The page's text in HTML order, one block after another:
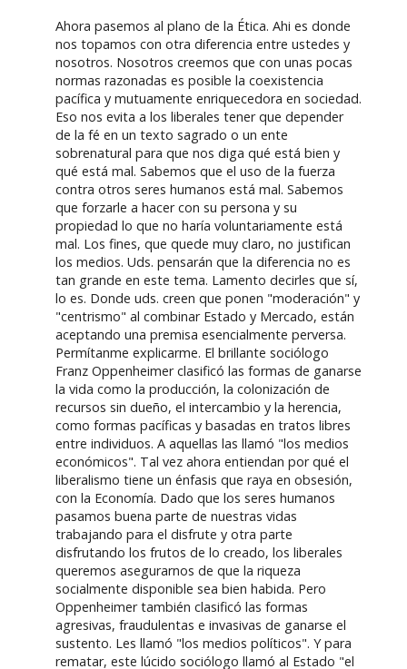
Ahora pasemos al plano de la Ética. Ahi es donde
nos topamos con otra diferencia entre ustedes y
nosotros. Nosotros creemos que con unas pocas
normas razonadas es posible la coexistencia
pacífica y mutuamente enriquecedora en sociedad.
Eso nos evita a los liberales tener que depender
de la fé en un texto sagrado o un ente
sobrenatural para que nos diga qué está bien y
qué está mal. Sabemos que el uso de la fuerza
contra otros seres humanos está mal. Sabemos
que forzarle a hacer con su persona y su
propiedad lo que no haría voluntariamente está
mal. Los fines, que quede muy claro, no justifican
los medios. Uds. pensarán que la diferencia no es
tan grande en este tema. Lamento decirles que sí,
lo es. Donde uds. creen que ponen "moderación" y
"centrismo" al combinar Estado y Mercado, están
aceptando una premisa esencialmente perversa.
Permítanme explicarme. El brillante sociólogo
Franz Oppenheimer clasificó las formas de ganarse
la vida como la producción, la colonización de
recursos sin dueño, el intercambio y la herencia,
como formas pacíficas y basadas en tratos libres
entre individuos. A aquellas las llamó "los medios
económicos". Tal vez ahora entiendan por qué el
liberalismo tiene un énfasis que raya en obsesión,
con la Economía. Dado que los seres humanos
pasamos buena parte de nuestras vidas
trabajando para el disfrute y otra parte
disfrutando los frutos de lo creado, los liberales
queremos asegurarnos de que la riqueza
socialmente disponible sea bien habida. Pero
Oppenheimer también clasificó las formas
agresivas, fraudulentas e invasivas de ganarse el
sustento. Les llamó "los medios políticos". Y para
rematar, este lúcido sociólogo llamó al Estado "el